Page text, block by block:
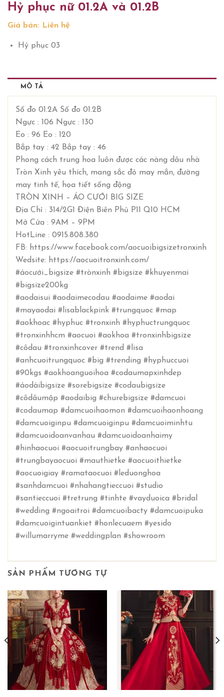
Hỷ phục nữ 01.2A và 01.2B
Giá bán: Liên hệ
Hỷ phục 03
MÔ TẢ
Số đo 01.2A Số đo 01.2B
Ngực : 106 Ngực : 130
Eo : 96 Eo : 120
Bắp tay : 42 Bắp tay : 46
Phong cách trung hoa luôn được các nàng dâu nhà
Tròn Xinh yêu thích, mang sắc đỏ may mắn, đường
may tinh tế, họa tiết sống động
TRÒN XINH – ÁO CƯỚI BIG SIZE
Địa Chỉ : 314/2G1 Điện Biên Phủ P11 Q10 HCM
Mở Cửa : 9AM – 9PM
HotLine : 0915.808.380
FB: https://www.facebook.com/aocuoibigsizetronxinh
Wedsite: https://aocuoitronxinh.com/
#áocưới_bigsize #trònxinh #bigsize #khuyenmai
#bigsize200kg
#aodaisui #aodaimecodau #aodaime #aodai
#mayaodai #lisablackpink #trungquoc #map
#aokhoac #hyphuc #tronxinh #hyphuctrungquoc
#tronxinhhcm #aocuoi #aokhoa #tronxinhbigsize
#côdau #tronxinhcover #trend #lisa
#anhcuoitrungquoc #big #trending #hyphuccuoi
#90kgs #aokhoanguoihoa #codaumapxinhdep
#áodàibigsize #sorebigsize #codaubigsize
#côdâumập #aodaibig #churebigsize #damcuoi
#codaumap #damcuoihaomon #damcuoihaonhoang
#damcuoiginpu #damcuoiginpu #damcuoiminhtu
#damcuoidoanvanhau #damcuoidoanhaimy
#hinhaocuoi #aocuoitrungbay #anhaocuoi
#trungbayaocuoi #mauthietke #aocuoithietke
#aocuoigiay #ramataocuoi #leduonghoa
#sanhdamcuoi #nhahangtieccuoi #studio
#santieccuoi #tretrung #tinhte #vayduoica #bridal
#wedding #ngoaitroi #damcuoibacty #damcuoipuka
#damcuoigintuankiet #honlecuaem #yesido
#willumarryme #weddingplan #showroom
SẢN PHẨM TƯƠNG TỰ